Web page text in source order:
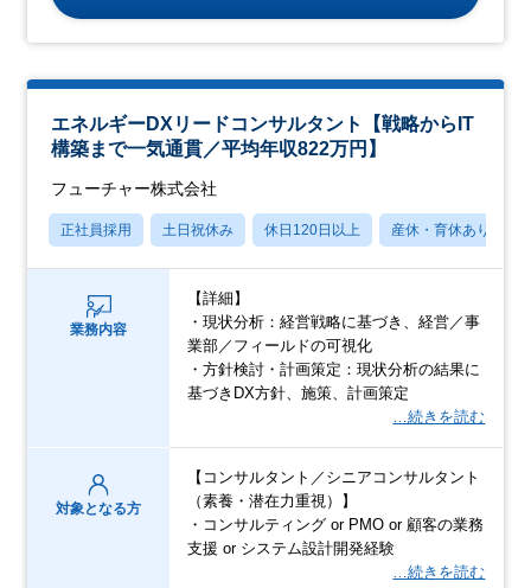
エネルギーDXリードコンサルタント【戦略からIT
構築まで一気通貫／平均年収822万円】
フューチャー株式会社
正社員採用 土日祝休み 休日120日以上 産休・育休あり
業務内容
【詳細】
・現状分析：経営戦略に基づき、経営／事
業部／フィールドの可視化
・方針検討・計画策定：現状分析の結果に
基づきDX方針、施策、計画策定
…続きを読む
対象となる方
【コンサルタント／シニアコンサルタント
（素養・潜在力重視）】
・コンサルティング or PMO or 顧客の業務
支援 or システム設計開発経験
…続きを読む